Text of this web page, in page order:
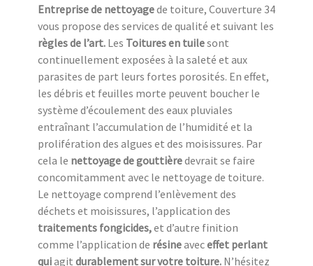
Entreprise de nettoyagede toiture, Couverture 34
vous propose des services de qualité et suivant les
règles de l’art. Les Toitures en tuilesont
continuellement exposées à la saleté et aux
parasites de part leurs fortes porosités. En effet,
les débris et feuilles morte peuvent boucher le
système d’écoulement des eaux pluviales
entraînant l’accumulation de l’humidité et la
prolifération des algues et des moisissures. Par
cela le nettoyage de gouttièredevrait se faire
concomitamment avec le nettoyage de toiture.
Le nettoyage comprend l’enlèvement des
déchets et moisissures, l’application des
traitements fongicides,et d’autre finition
comme l’application de résineaveceffet perlant
quiagit durablement sur votre toiture. N’hésitez